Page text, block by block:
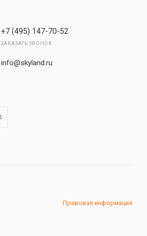
+7 (495) 147-70-52
ЗАКАЗАТЬ ЗВОНОК
info@skyland.ru
Правовая информация